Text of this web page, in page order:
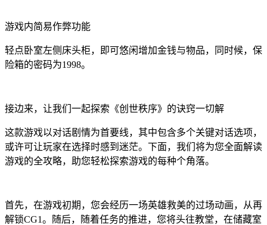
游戏内简易作弊功能
轻点卧室左侧床头柜，即可悠闲增加金钱与物品，同时候，保
险箱的密码为1998。
接边来，让我们一起探索《创世秩序》的诀窍一切解
这款游戏以对话剧情为首要线，其中包含多个关键对话选项，
或许可让玩家在选择时感到迷茫。下面，我们将为您全面解读
游戏的全攻略，助您轻松探索游戏的每种个角落。
首先，在游戏初期，您会经历一场英雄救美的过场动画，从再
解锁CG1。随后，随着任务的推进，您将头往教堂，在储藏室